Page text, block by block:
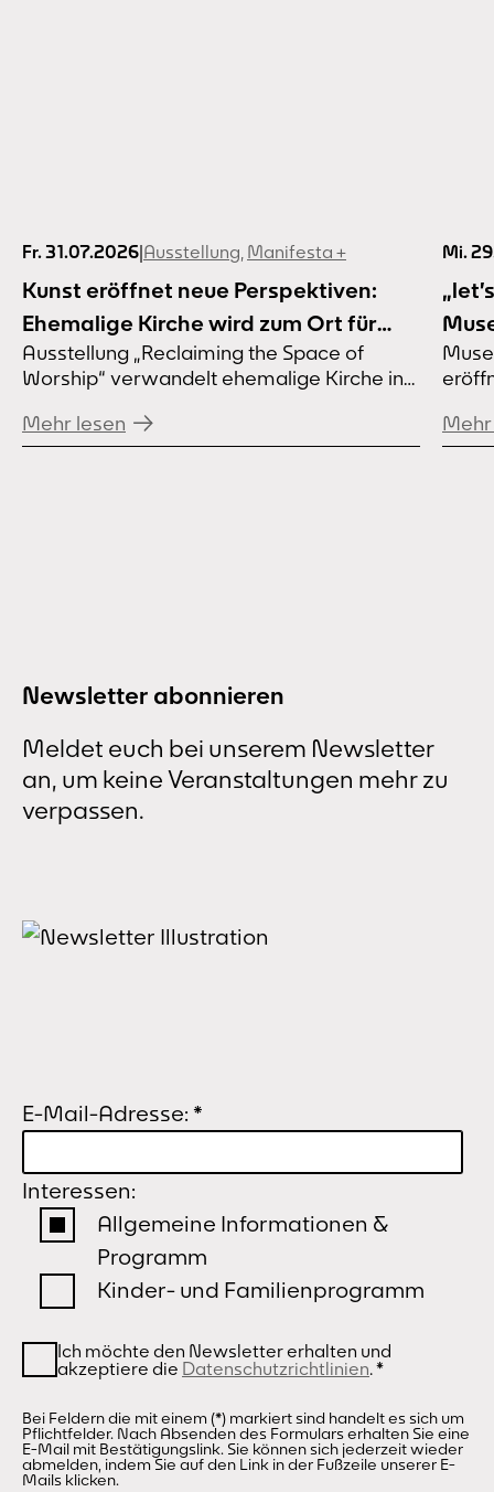
Fr. 31.07.2026|Ausstellung, Manifesta +
Kunst eröffnet neue Perspektiven:
Ehemalige Kirche wird zum Ort für
Kunst und Gemeinschaft
Ausstellung „Reclaiming the Space of
Worship“ verwandelt ehemalige Kirche in
leerstehende Kirchen zu Orten der
Begegnung werden? Die Ausstellung
Mehr lesen
Mi.
Newsletter abonnieren
Meldet euch bei unserem Newsletter
an, um keine Veranstaltungen mehr zu
verpassen.
E-Mail-Adresse: *
Interessen:
Allgemeine Informationen &
Programm
Kinder- und Familienprogramm
Ich möchte den Newsletter erhalten und
akzeptiere die Datenschutzrichtlinien.*
Bei Feldern die mit einem (*) markiert sind handelt es sich um
Pflichtfelder. Nach Absenden des Formulars erhalten Sie eine
E-Mail mit Bestätigungslink. Sie können sich jederzeit wieder
abmelden, indem Sie auf den Link in der Fußzeile unserer E-
Mails klicken.